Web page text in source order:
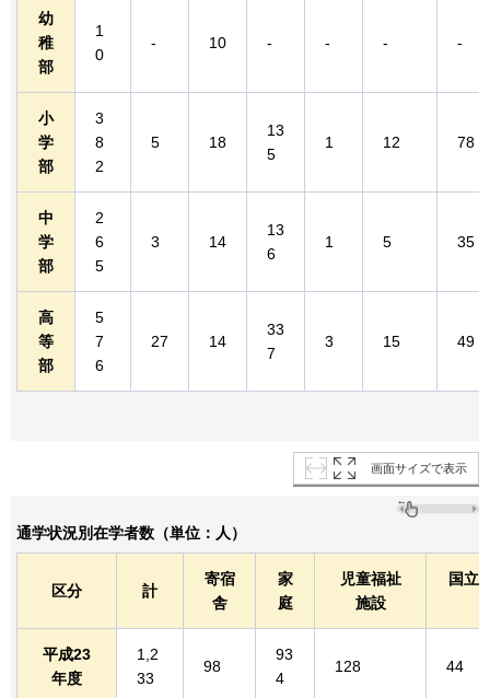
幼
稚
部
1
0
- 10 - - - -
小
学
部
3
8
2
5 18
13
5
1 12 78
中
学
部
2
6
5
3 14
13
6
1 5 35
高
等
部
5
7
6
27 14
33
7
3 15 49
画面サイズで表示
通学状況別在学者数（単位：人）
区分 計
寄宿
舎
家
庭
児童福祉
施設
国立
平成23
年度
1,2
33
98
93
4
128 44